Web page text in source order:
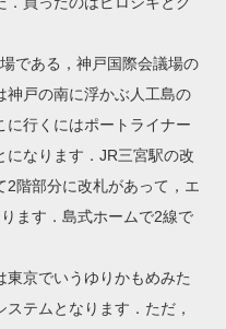
である，神戸国際会議場の
神戸の南に浮かぶ人工島の
に行くにはポートライナー
になります．JR三宮駅の改
階部分に改札があって，エ
ます．島式ホームで2線で
京でいうゆりかもめみた
テムとなります．ただ，